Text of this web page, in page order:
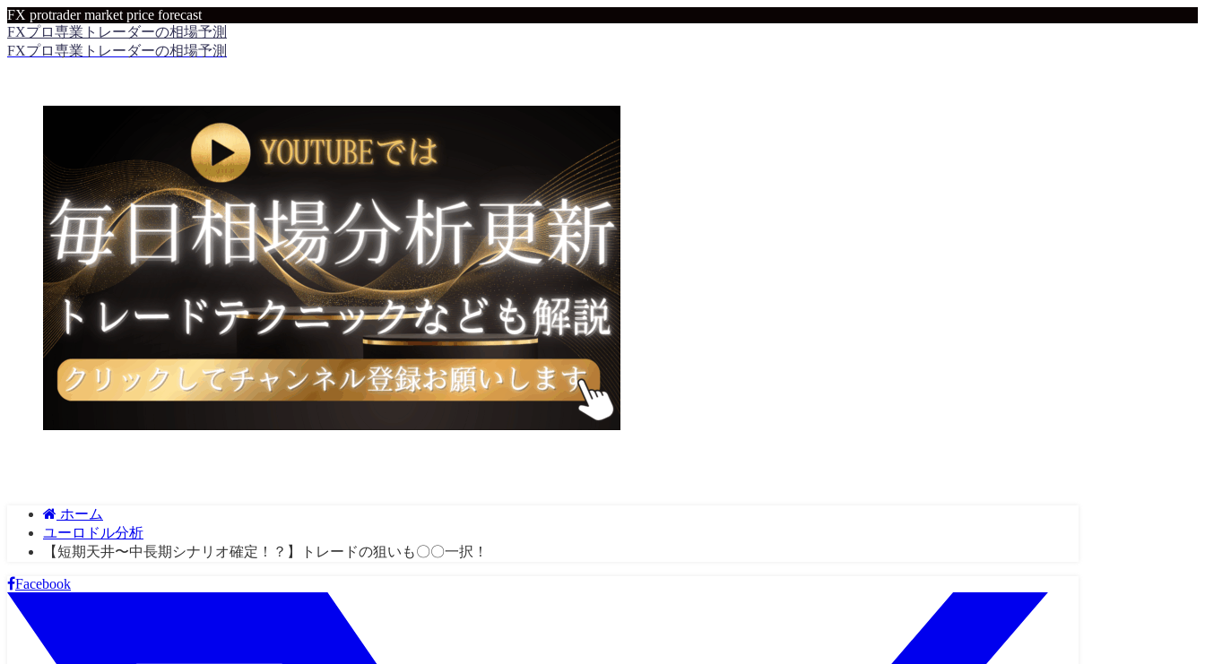
FX protrader market price forecast
FXプロ専業トレーダーの相場予測
FXプロ専業トレーダーの相場予測
ホーム
ユーロドル分析
【短期天井〜中長期シナリオ確定！？】トレードの狙いも〇〇一択！
Facebook